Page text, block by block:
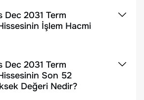
Dec 2031 Term
İşlem Hacmi
Dec 2031 Term
Son 52
Değeri Nedir?